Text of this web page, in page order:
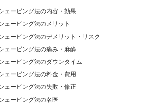
ェービング法の内容・効果
ェービング法のメリット
ェービング法のデメリット・リスク
ェービング法の痛み・麻酔
ェービング法のダウンタイム
ェービング法の料金・費用
ェービング法の失敗・修正
ェービング法の名医